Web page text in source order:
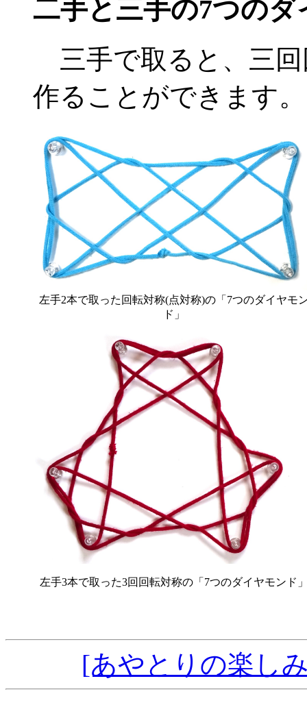
二手と三手の7つの
三手で取ると、三
作ることができます。
左手2本で取った回転対称(点対称)の「7つのダイヤモ
ド」
左手3本で取った3回回転対称の「7つのダイヤモンド
[あやとりの楽し